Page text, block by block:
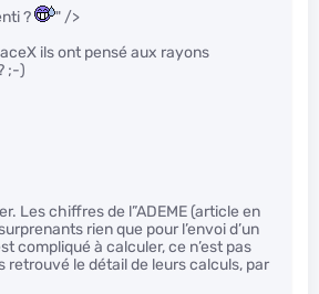
?
" />
ils ont pensé aux rayons
;-)
Les chiffres de l”ADEME (article en
rien que pour l’envoi d’un
compliqué à calculer, ce n’est pas
retrouvé le détail de leurs calculs, par